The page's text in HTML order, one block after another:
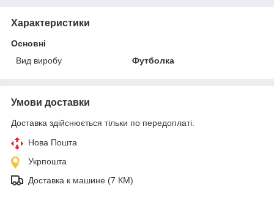
Характеристики
Основні
Вид виробу
Футболка
Умови доставки
Доставка здійснюється тільки по передоплаті.
Нова Пошта
Укрпошта
Доставка к машине (7 КМ)